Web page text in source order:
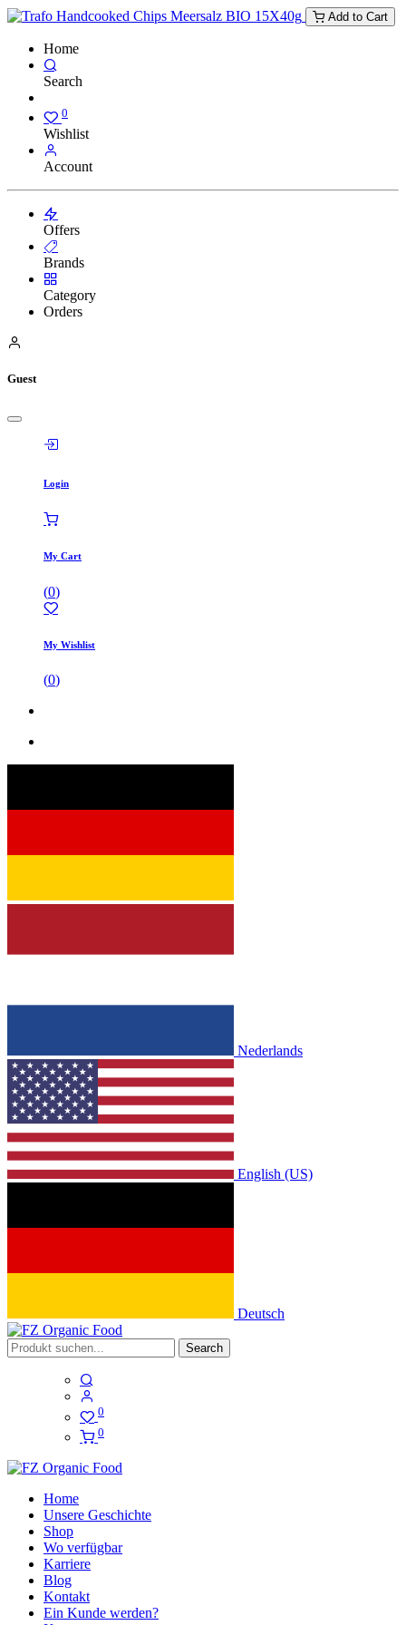
Add to Cart
Home
Search
0
Wishlist
Account
Offers
Brands
Category
Orders
Guest
Login
My Cart
(0)
My Wishlist
(0)
Nederlands
English (US)
Deutsch
Search
0
0
Home
Unsere Geschichte
Shop
Wo verfügbar
Karriere
Blog
Kontakt
Ein Kunde werden?